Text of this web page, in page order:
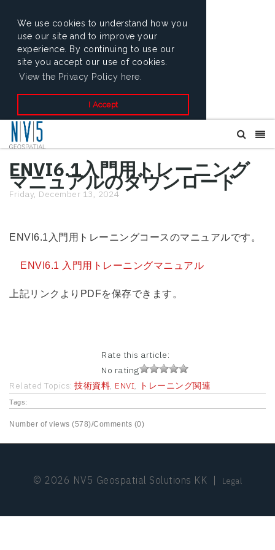
We use cookies to understand how you
use our site and to improve your
experience. By continuing to use our
site you accept our use of cookies.
View the Privacy Policy here.
I Accept
ENVI6.1入門用トレーニング
マニュアルのダウンロード
Friday, December 13, 2024
ENVI6.1入門用トレーニングコースのマニュアルです。
ENVI6.1 入門用トレーニングマニュアル
上記リンクよりPDFを保存できます。
Rate this article:
No rating
Related Topics: 技術資料, ENVI, トレーニング関連
Tags:
Number of views (578)/Comments (0)
© 2026 NV5 Geospatial Solutions KK Legal